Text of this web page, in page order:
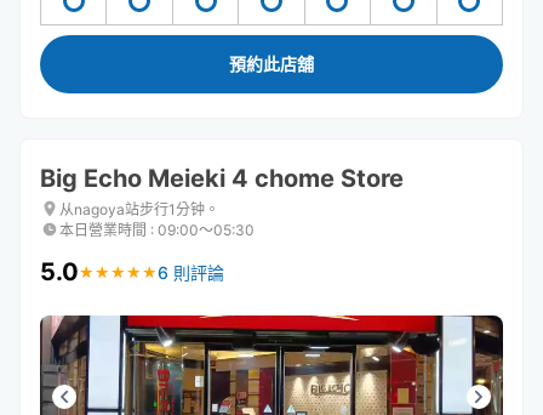
預約此店舖
Big Echo Meieki 4 chome Store
从nagoya站步行1分钟。
本日營業時間 : 09:00〜05:30
5.0★ ★ ★ ★ ★
★ ★ ★ ★ ★6 則評論